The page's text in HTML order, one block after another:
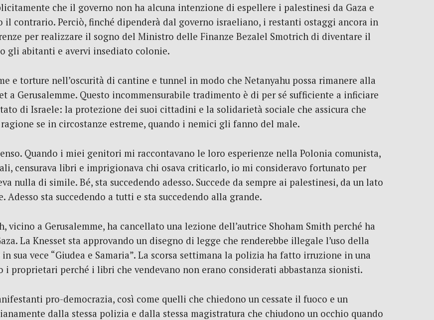
che il governo non ha alcuna intenzione di espellere i palestinesi da Gaza e
contrario. Perciò, finché dipenderà dal governo israeliano, i restanti ostaggi ancora in
per realizzare il sogno del Ministro delle Finanze Bezalel Smotrich di diventare il
gli abitanti e avervi insediato colonie.
e torture nell’oscurità di cantine e tunnel in modo che Netanyahu possa rimanere alla
a Gerusalemme. Questo incommensurabile tradimento è di per sé sufficiente a inficiare
di Israele: la protezione dei suoi cittadini e la solidarietà sociale che assicura che
se in circostanze estreme, quando i nemici gli fanno del male.
Quando i miei genitori mi raccontavano le loro esperienze nella Polonia comunista,
censurava libri e imprigionava chi osava criticarlo, io mi consideravo fortunato per
nulla di simile. Bé, sta succedendo adesso. Succede da sempre ai palestinesi, da un lato
Adesso sta succedendo a tutti e sta succedendo alla grande.
vicino a Gerusalemme, ha cancellato una lezione dell’autrice Shoham Smith perché ha
La Knesset sta approvando un disegno di legge che renderebbe illegale l’uso della
sua vece “Giudea e Samaria”. La scorsa settimana la polizia ha fatto irruzione in una
i proprietari perché i libri che vendevano non erano considerati abbastanza sionisti.
pro-democrazia, così come quelli che chiedono un cessate il fuoco e un
dalla stessa polizia e dalla stessa magistratura che chiudono un occhio quando